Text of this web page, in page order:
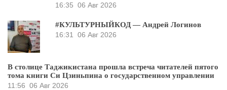
16:35 06 Авг 2026
#КУЛЬТУРНЫЙКОД — Андрей Логинов
16:31
06 Авг 2026
В столице Таджикистана прошла встреча читателей пятого
тома книги Си Цзиньпина о государственном управлении
11:56 06 Авг 2026